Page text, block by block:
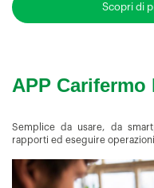
Scopri di
APP Carifermo
Semplice da usare, da
rapporti ed eseguire